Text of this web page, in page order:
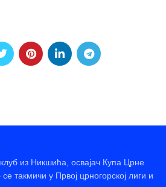
из Никшића, освајач Купа Црне
такмичи у Првој црногорској лиги и